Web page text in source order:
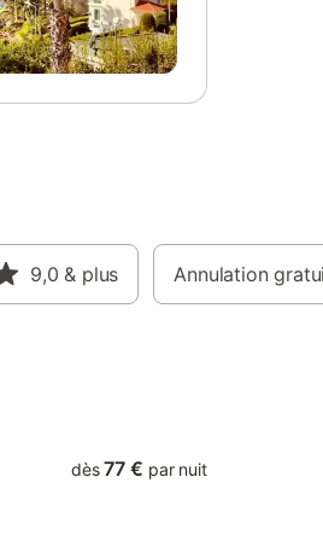
9,0 & plus Annulation
dès 77 € par nuit